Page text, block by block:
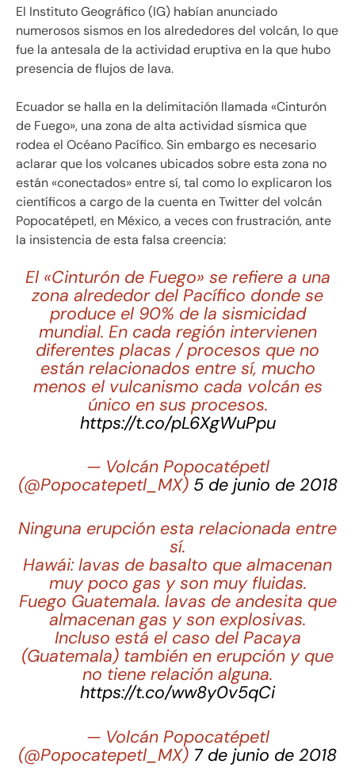
El Instituto Geográfico (IG) habían anunciado
numerosos sismos en los alrededores del volcán, lo que
fue la antesala de la actividad eruptiva en la que hubo
presencia de flujos de lava.
Ecuador se halla en la delimitación llamada «Cinturón
de Fuego», una zona de alta actividad sísmica que
rodea el Océano Pacífico. Sin embargo es necesario
aclarar que los volcanes ubicados sobre esta zona no
están «conectados» entre sí, tal como lo explicaron los
científicos a cargo de la cuenta en Twitter del volcán
Popocatépetl, en México, a veces con frustración, ante
la insistencia de esta falsa creencia:
El «Cinturón de Fuego» se refiere a una
zona alrededor del Pacífico donde se
produce el 90% de la sismicidad
mundial. En cada región intervienen
diferentes placas / procesos que no
están relacionados entre sí, mucho
menos el vulcanismo cada volcán es
único en sus procesos.
https://t.co/pL6XgWuPpu
— Volcán Popocatépetl
(@Popocatepetl_MX) 5 de junio de 2018
Ninguna erupción esta relacionada entre
sí.
Hawái: lavas de basalto que almacenan
muy poco gas y son muy fluidas.
Fuego Guatemala. lavas de andesita que
almacenan gas y son explosivas.
Incluso está el caso del Pacaya
(Guatemala) también en erupción y que
no tiene relación alguna.
https://t.co/ww8y0v5qCi
— Volcán Popocatépetl
(@Popocatepetl_MX) 7 de junio de 2018